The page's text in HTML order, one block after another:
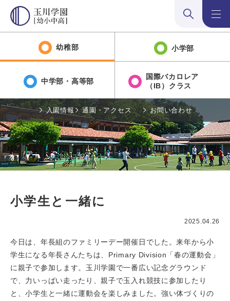
検索:開くメニュ
幼稚部 小学部
中学部・高等部
国際バカロレア
（IB）クラス
入園情報 通園・アクセス お問い合わせ
小学生と一緒に
2025.04.26
今日は、年長組のファミリーデー開催日でした。来年から小
学生になる年長さんたちは、Primary Division「春の運動会」
に親子で参加します。玉川学園で一番広い記念グラウンド
で、力いっぱい走ったり、親子で玉入れ競技に参加したり
と、小学生と一緒に運動会を楽しみました。強い体づくりの